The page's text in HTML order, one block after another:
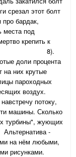
срезал этот болт
бардак,
места под
крепить к
8).
доли процента
на них крутые
пароходных
воздух.
потоку,
машины. Сколько
турбины", жующих
-
на нём любыми,
рисунками.